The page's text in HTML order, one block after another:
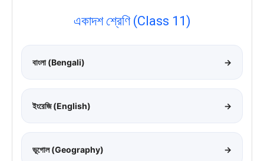
একাদশ শ্রেণি (Class 11)
বাংলা (Bengali) →
ইংরেজি (English) →
ভূগোল (Geography) →